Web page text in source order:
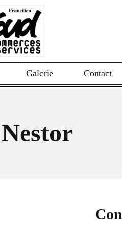
Vie syndicale
Galerie Contact